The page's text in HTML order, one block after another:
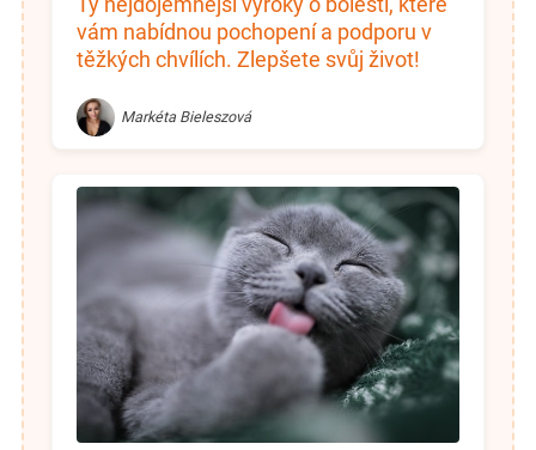
vám nabídnou pochopení a podporu v
těžkých chvílích. Zlepšete svůj život!
Markéta Bieleszová